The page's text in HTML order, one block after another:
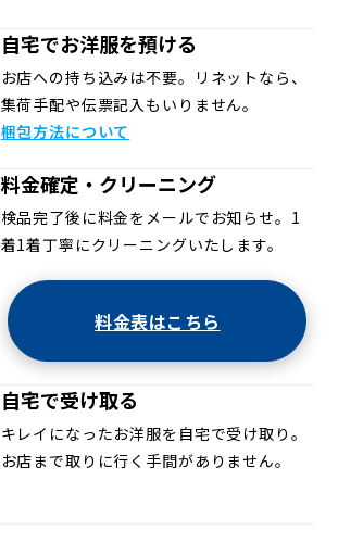
自宅でお洋服を預ける
お店への持ち込みは不要。リネットなら、
集荷手配や伝票記入もいりません。
梱包方法について
料金確定・クリーニング
検品完了後に料金をメールでお知らせ。1
着1着丁寧にクリーニングいたします。
料金表はこちら
自宅で受け取る
キレイになったお洋服を自宅で受け取り。
お店まで取りに行く手間がありません。